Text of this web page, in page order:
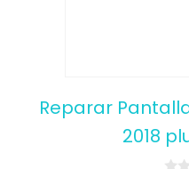
Reparar
2018